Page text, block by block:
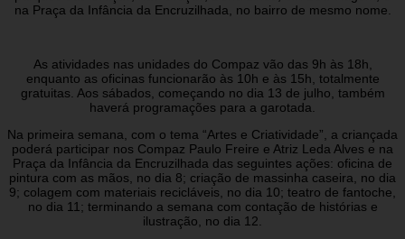
na Praça da Infância da Encruzilhada, no bairro de mesmo nome.
As atividades nas unidades do Compaz vão das 9h às 18h,
enquanto as oficinas funcionarão às 10h e às 15h, totalmente
gratuitas. Aos sábados, começando no dia 13 de julho, também
haverá programações para a garotada.
Na primeira semana, com o tema “Artes e Criatividade”, a criançada
poderá participar nos Compaz Paulo Freire e Atriz Leda Alves e na
Praça da Infância da Encruzilhada das seguintes ações: oficina de
pintura com as mãos, no dia 8; criação de massinha caseira, no dia
9; colagem com materiais recicláveis, no dia 10; teatro de fantoche,
no dia 11; terminando a semana com contação de histórias e
ilustração, no dia 12.